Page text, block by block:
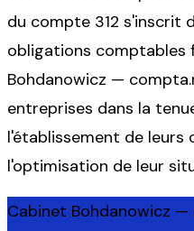
du compte 312 s'inscrit
obligations comptables
Bohdanowicz —
entreprises dans la
l'établissement de leurs
l'optimisation de leur
Cabinet Bohdanowicz